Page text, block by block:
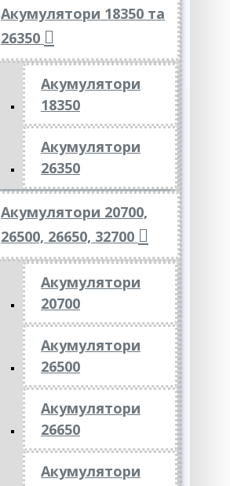
Акумулятори 18350 та
26350
Акумулятори
18350
Акумулятори
26350
Акумулятори 20700,
26500, 26650, 32700
Акумулятори
20700
Акумулятори
26500
Акумулятори
26650
Акумулятори